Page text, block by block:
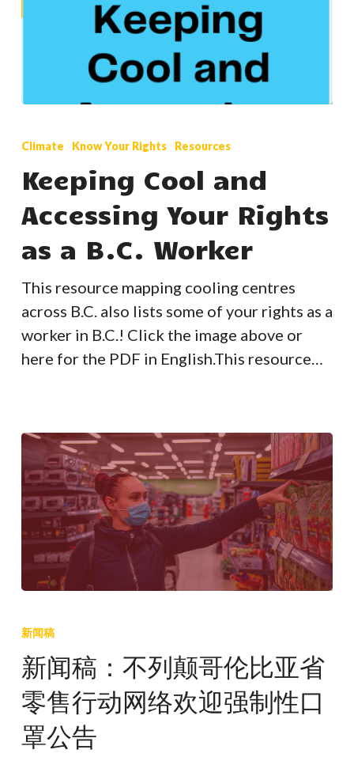
Cool
Accessing
Your
as
a
B.C.
Worker
Climate Know Your Rights Resources
Keeping Cool and
Accessing Your Rights
as a B.C. Worker
This resource mapping cooling centres
across B.C. also lists some of your rights as a
worker in B.C.! Click the image above or
here for the PDF in English.This resource…
闻
不
列
颠
哥
新闻稿
新闻稿：不列颠哥伦比亚省
零售行动网络欢迎强制性口
罩公告